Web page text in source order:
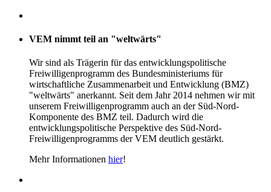
VEM nimmt teil an "weltwärts"
Wir sind als Trägerin für das entwicklungspolitische
Freiwilligenprogramm des Bundesministeriums für
wirtschaftliche Zusammenarbeit und Entwicklung (BMZ)
"weltwärts" anerkannt. Seit dem Jahr 2014 nehmen wir mit
unserem Freiwilligenprogramm auch an der Süd-Nord-
Komponente des BMZ teil. Dadurch wird die
entwicklungspolitische Perspektive des Süd-Nord-
Freiwilligenprogramms der VEM deutlich gestärkt.
Mehr Informationen hier!